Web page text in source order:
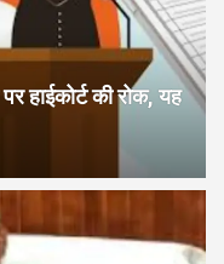
हाईकोर्ट की रोक, यह